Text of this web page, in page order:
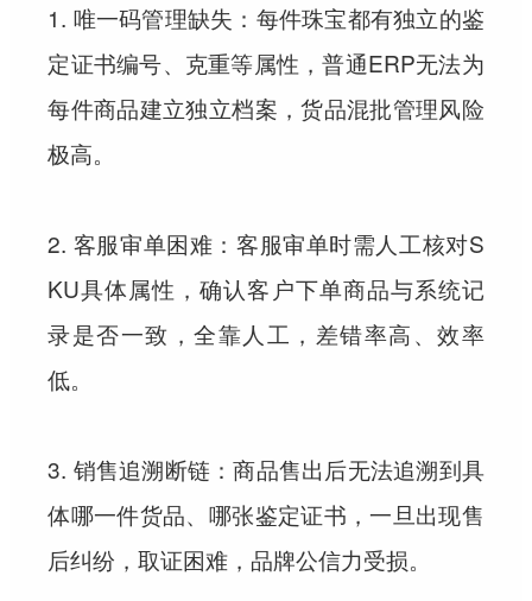
1. 唯一码管理缺失：每件珠宝都有独立的鉴
定证书编号、克重等属性，普通ERP无法为
每件商品建立独立档案，货品混批管理风险
极高。
2. 客服审单困难：客服审单时需人工核对S
KU具体属性，确认客户下单商品与系统记
录是否一致，全靠人工，差错率高、效率
低。
3. 销售追溯断链：商品售出后无法追溯到具
体哪一件货品、哪张鉴定证书，一旦出现售
后纠纷，取证困难，品牌公信力受损。